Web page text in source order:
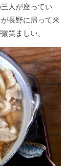
人が座ってい
長野に帰って来
笑ましい。